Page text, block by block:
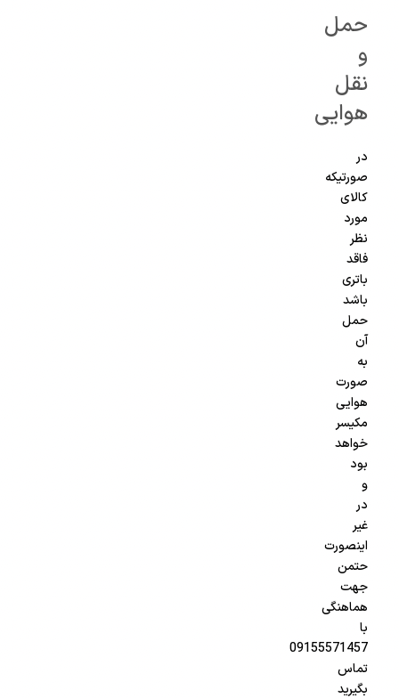
حمل
و
نقل
هوایی
در
صورتیکه
کالای
مورد
نظر
فاقد
باتری
باشد
حمل
آن
به
صورت
هوایی
مکیسر
خواهد
بود
و
در
غیر
اینصورت
حتمن
جهت
هماهنگی
با
09155571457
تماس
بگیرید